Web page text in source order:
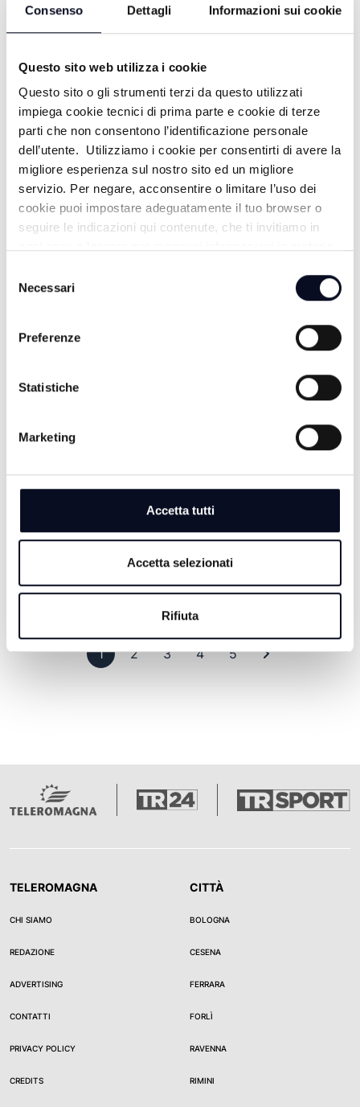
Consenso Dettagli Informazioni sui cookie
Questo sito web utilizza i cookie
Questo sito o gli strumenti terzi da questo utilizzati
impiega cookie tecnici di prima parte e cookie di terze
parti che non consentono l’identificazione personale
dell’utente. Utilizziamo i cookie per consentirti di avere la
migliore esperienza sul nostro sito ed un migliore
servizio. Per negare, acconsentire o limitare l’uso dei
cookie puoi impostare adeguatamente il tuo browser o
seguire le indicazioni qui contenute, che ti invitiamo in
delNecessari
Preferenze
Statistiche
Marketing
Accetta tutti
Accetta selezionati
Rifiuta
COOKACADEMY TV - 12° STAGIONE
COOKACADEMY TV - 12° STAGIONE
24° PUNTATA
1 ANNO FA
COOKACADEMY TV - 12° STAGIONE
1 ANNO FA
COOKACADEMY TV - 12° STAGIONE
22° PUNTATA
COOKACADEMY TV - 12° STAGIONE
21° PUNTATA
1 ANNO FA
1 Pagina 1
2Pagina 2
3Pagina 3
4Pagina 4
5Pagina 5Ultima pagina
TELEROMAGNA
CHI SIAMO
REDAZIONE
ADVERTISING
CONTATTI
PRIVACY POLICY
CREDITS
CITTÀ
BOLOGNA
CESENA
FERRARA
FORLÌ
RAVENNA
RIMINI